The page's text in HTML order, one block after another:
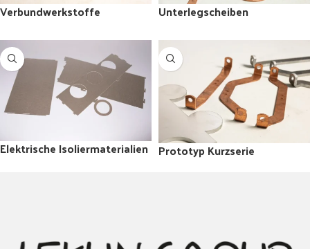
Verbundwerkstoffe Unterlegscheiben
Elektrische Isoliermaterialien Prototyp Kurzserie